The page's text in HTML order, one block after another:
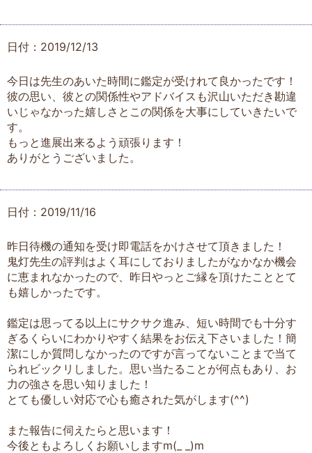
日付：2019/12/13
今日は先生のあいた時間に鑑定が受けれて良かったです！
彼の思い、彼との関係性やアドバイスも沢山いただき勘違
いじゃなかった嬉しさとこの関係を大事にしていきたいで
す。
もっと進展出来るよう頑張ります！
ありがとうございました。
日付：2019/11/16
昨日待機の通知を受け即電話をかけさせて頂きました！
鬼灯先生の評判はよく耳にしておりましたがなかなか機会
に恵まれなかったので、昨日やっとご縁を頂けたこととて
も嬉しかったです。
鑑定は思ってる以上にサクサク進み、短い時間でも十分す
ぎるくらいにわかりやすく結果をお伝え下さいました！簡
潔にしか質問しなかったのですが言ってないことまで当て
られビックリしました。思い当たることが何点もあり、お
力の強さを思い知りました！
とても優しい対応で心も癒された気がします(^^)
また報告に伺えたらと思います！
今後ともよろしくお願いしますm(_ _)m